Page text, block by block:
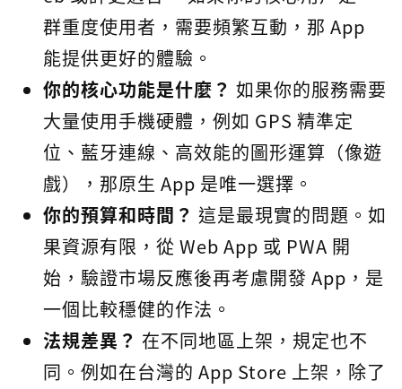
群重度使用者，需要頻繁互動，那 App
能提供更好的體驗。
你的核心功能是什麼？ 如果你的服務需要
大量使用手機硬體，例如 GPS 精準定
位、藍牙連線、高效能的圖形運算（像遊
戲），那原生 App 是唯一選擇。
你的預算和時間？ 這是最現實的問題。如
果資源有限，從 Web App 或 PWA 開
始，驗證市場反應後再考慮開發 App，是
一個比較穩健的作法。
法規差異？ 在不同地區上架，規定也不
同。例如在台灣的 App Store 上架，除了